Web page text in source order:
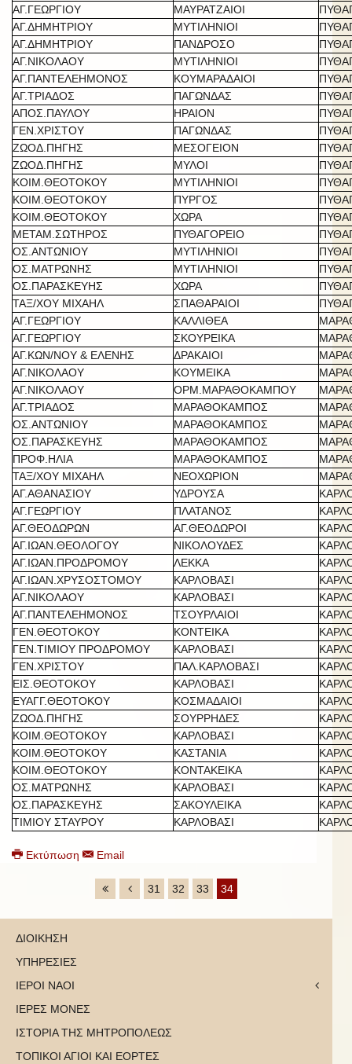
ΑΓ.ΓΕΩΡΓΙΟΥ
ΜΑΥΡΑΤΖΑΙΟΙ
ΑΓ.ΔΗΜΗΤΡΙΟΥ
ΜΥΤΙΛΗΝΙΟΙ
ΑΓ.ΔΗΜΗΤΡΙΟΥ
ΠΑΝΔΡΟΣΟ
ΑΓ.ΝΙΚΟΛΑΟΥ
ΜΥΤΙΛΗΝΙΟΙ
ΑΓ.ΠΑΝΤΕΛΕΗΜΟΝΟΣ
ΚΟΥΜΑΡΑΔΑΙΟΙ
ΑΓ.ΤΡΙΑΔΟΣ
ΠΑΓΩΝΔΑΣ
ΑΠΟΣ.ΠΑΥΛΟΥ
ΗΡΑΙΟΝ
ΓΕΝ.ΧΡΙΣΤΟΥ
ΠΑΓΩΝΔΑΣ
ΖΩΟΔ.ΠΗΓΗΣ
ΜΕΣΟΓΕΙΟΝ
ΖΩΟΔ.ΠΗΓΗΣ
ΜΥΛΟΙ
ΚΟΙΜ.ΘΕΟΤΟΚΟΥ
ΜΥΤΙΛΗΝΙΟΙ
ΚΟΙΜ.ΘΕΟΤΟΚΟΥ
ΠΥΡΓΟΣ
ΚΟΙΜ.ΘΕΟΤΟΚΟΥ
ΧΩΡΑ
ΜΕΤΑΜ.ΣΩΤΗΡΟΣ
ΠΥΘΑΓΟΡΕΙΟ
ΟΣ.ΑΝΤΩΝΙΟΥ
ΜΥΤΙΛΗΝΙΟΙ
ΟΣ.ΜΑΤΡΩΝΗΣ
ΜΥΤΙΛΗΝΙΟΙ
ΟΣ.ΠΑΡΑΣΚΕΥΗΣ
ΧΩΡΑ
ΤΑΞ/ΧΟΥ ΜΙΧΑΗΛ
ΣΠΑΘΑΡΑΙΟΙ
ΑΓ.ΓΕΩΡΓΙΟΥ
ΚΑΛΛΙΘΕΑ
ΑΓ.ΓΕΩΡΓΙΟΥ
ΣΚΟΥΡΕΙΚΑ
ΑΓ.ΚΩΝ/ΝΟΥ & ΕΛΕΝΗΣ
ΔΡΑΚΑΙΟΙ
ΑΓ.ΝΙΚΟΛΑΟΥ
ΚΟΥΜΕΙΚΑ
ΑΓ.ΝΙΚΟΛΑΟΥ
ΟΡΜ.ΜΑΡΑΘΟΚΑΜΠΟΥ
ΑΓ.ΤΡΙΑΔΟΣ
ΜΑΡΑΘΟΚΑΜΠΟΣ
ΟΣ.ΑΝΤΩΝΙΟΥ
ΜΑΡΑΘΟΚΑΜΠΟΣ
ΟΣ.ΠΑΡΑΣΚΕΥΗΣ
ΜΑΡΑΘΟΚΑΜΠΟΣ
ΠΡΟΦ.ΗΛΙΑ
ΜΑΡΑΘΟΚΑΜΠΟΣ
ΤΑΞ/ΧΟΥ ΜΙΧΑΗΛ
ΝΕΟΧΩΡΙΟΝ
ΑΓ.ΑΘΑΝΑΣΙΟΥ
ΥΔΡΟΥΣΑ
ΑΓ.ΓΕΩΡΓΙΟΥ
ΠΛΑΤΑΝΟΣ
ΑΓ.ΘΕΟΔΩΡΩΝ
ΑΓ.ΘΕΟΔΩΡΟΙ
ΑΓ.ΙΩΑΝ.ΘΕΟΛΟΓΟΥ
ΝΙΚΟΛΟΥΔΕΣ
ΑΓ.ΙΩΑΝ.ΠΡΟΔΡΟΜΟΥ
ΛΕΚΚΑ
ΑΓ.ΙΩΑΝ.ΧΡΥΣΟΣΤΟΜΟΥ
ΚΑΡΛΟΒΑΣΙ
ΑΓ.ΝΙΚΟΛΑΟΥ
ΚΑΡΛΟΒΑΣΙ
ΑΓ.ΠΑΝΤΕΛΕΗΜΟΝΟΣ
ΤΣΟΥΡΛΑΙΟΙ
ΓΕΝ.ΘΕΟΤΟΚΟΥ
ΚΟΝΤΕΙΚΑ
ΓΕΝ.ΤΙΜΙΟΥ ΠΡΟΔΡΟΜΟΥ
ΚΑΡΛΟΒΑΣΙ
ΓΕΝ.ΧΡΙΣΤΟΥ
ΠΑΛ.ΚΑΡΛΟΒΑΣΙ
ΕΙΣ.ΘΕΟΤΟΚΟΥ
ΚΑΡΛΟΒΑΣΙ
ΕΥΑΓΓ.ΘΕΟΤΟΚΟΥ
ΚΟΣΜΑΔΑΙΟΙ
ΖΩΟΔ.ΠΗΓΗΣ
ΣΟΥΡΡΗΔΕΣ
ΚΟΙΜ.ΘΕΟΤΟΚΟΥ
ΚΑΡΛΟΒΑΣΙ
ΚΟΙΜ.ΘΕΟΤΟΚΟΥ
ΚΑΣΤΑΝΙΑ
ΚΟΙΜ.ΘΕΟΤΟΚΟΥ
ΚΟΝΤΑΚΕΙΚΑ
ΟΣ.ΜΑΤΡΩΝΗΣ
ΚΑΡΛΟΒΑΣΙ
ΟΣ.ΠΑΡΑΣΚΕΥΗΣ
ΣΑΚΟΥΛΕΙΚΑ
ΤΙΜΙΟΥ ΣΤΑΥΡΟΥ
ΚΑΡΛΟΒΑΣΙ
Εκτύπωση Email
31 32 33 34
ΔΙΟΙΚΗΣΗ
ΥΠΗΡΕΣΙΕΣ
ΙΕΡΟΙ ΝΑΟΙ
ΙΕΡΕΣ ΜΟΝΕΣ
ΙΣΤΟΡΙΑ ΤΗΣ ΜΗΤΡΟΠΟΛΕΩΣ
ΤΟΠΙΚΟΙ ΑΓΙΟΙ ΚΑΙ ΕΟΡΤΕΣ